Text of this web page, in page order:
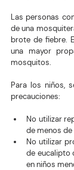
Las personas
de una
brote de fiebre.
una mayor
mosquitos.
Para los niños,
precauciones:
No utilizar
de menos de
No utilizar
de eucalipto
en niños